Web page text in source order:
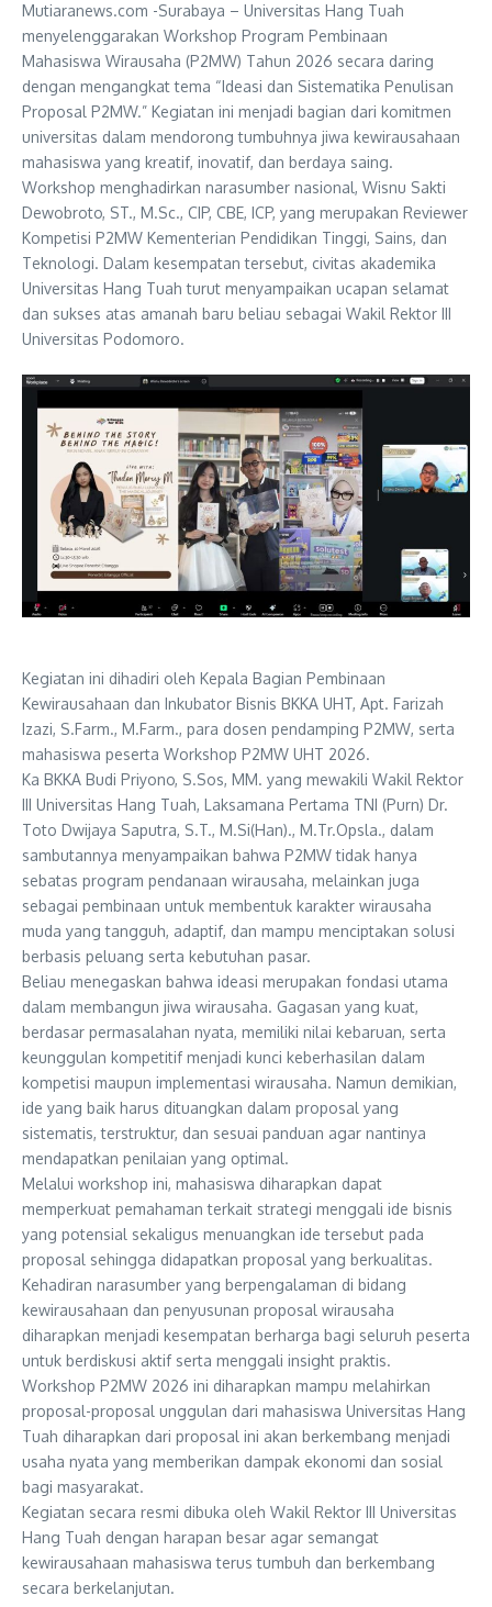
Mutiaranews.com -Surabaya – Universitas Hang Tuah
menyelenggarakan Workshop Program Pembinaan
Mahasiswa Wirausaha (P2MW) Tahun 2026 secara daring
dengan mengangkat tema “Ideasi dan Sistematika Penulisan
Proposal P2MW.” Kegiatan ini menjadi bagian dari komitmen
universitas dalam mendorong tumbuhnya jiwa kewirausahaan
mahasiswa yang kreatif, inovatif, dan berdaya saing.
Workshop menghadirkan narasumber nasional, Wisnu Sakti
Dewobroto, ST., M.Sc., CIP, CBE, ICP, yang merupakan Reviewer
Kompetisi P2MW Kementerian Pendidikan Tinggi, Sains, dan
Teknologi. Dalam kesempatan tersebut, civitas akademika
Universitas Hang Tuah turut menyampaikan ucapan selamat
dan sukses atas amanah baru beliau sebagai Wakil Rektor III
Universitas Podomoro.
Kegiatan ini dihadiri oleh Kepala Bagian Pembinaan
Kewirausahaan dan Inkubator Bisnis BKKA UHT, Apt. Farizah
Izazi, S.Farm., M.Farm., para dosen pendamping P2MW, serta
mahasiswa peserta Workshop P2MW UHT 2026.
Ka BKKA Budi Priyono, S.Sos, MM. yang mewakili Wakil Rektor
III Universitas Hang Tuah, Laksamana Pertama TNI (Purn) Dr.
Toto Dwijaya Saputra, S.T., M.Si(Han)., M.Tr.Opsla., dalam
sambutannya menyampaikan bahwa P2MW tidak hanya
sebatas program pendanaan wirausaha, melainkan juga
sebagai pembinaan untuk membentuk karakter wirausaha
muda yang tangguh, adaptif, dan mampu menciptakan solusi
berbasis peluang serta kebutuhan pasar.
Beliau menegaskan bahwa ideasi merupakan fondasi utama
dalam membangun jiwa wirausaha. Gagasan yang kuat,
berdasar permasalahan nyata, memiliki nilai kebaruan, serta
keunggulan kompetitif menjadi kunci keberhasilan dalam
kompetisi maupun implementasi wirausaha. Namun demikian,
ide yang baik harus dituangkan dalam proposal yang
sistematis, terstruktur, dan sesuai panduan agar nantinya
mendapatkan penilaian yang optimal.
Melalui workshop ini, mahasiswa diharapkan dapat
memperkuat pemahaman terkait strategi menggali ide bisnis
yang potensial sekaligus menuangkan ide tersebut pada
proposal sehingga didapatkan proposal yang berkualitas.
Kehadiran narasumber yang berpengalaman di bidang
kewirausahaan dan penyusunan proposal wirausaha
diharapkan menjadi kesempatan berharga bagi seluruh peserta
untuk berdiskusi aktif serta menggali insight praktis.
Workshop P2MW 2026 ini diharapkan mampu melahirkan
proposal-proposal unggulan dari mahasiswa Universitas Hang
Tuah diharapkan dari proposal ini akan berkembang menjadi
usaha nyata yang memberikan dampak ekonomi dan sosial
bagi masyarakat.
Kegiatan secara resmi dibuka oleh Wakil Rektor III Universitas
Hang Tuah dengan harapan besar agar semangat
kewirausahaan mahasiswa terus tumbuh dan berkembang
secara berkelanjutan.